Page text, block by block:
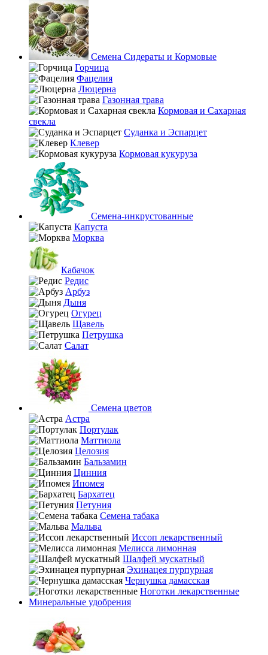
Семена Сидераты и Кормовые
Горчица
Фацелия
Люцерна
Газонная трава
Кормовая и Сахарная
свекла
Суданка и Эспарцет
Клевер
Кормовая кукуруза
Семена-инкрустованные
Капуста
Морква
Кабачок
Редис
Арбуз
Дыня
Огурец
Щавель
Петрушка
Салат
Семена цветов
Астра
Портулак
Маттиола
Целозия
Бальзамин
Цинния
Ипомея
Бархатец
Петуния
Семена табака
Мальва
Иссоп лекарственный
Мелисса лимонная
Шалфей мускатный
Эхинацея пурпурная
Чернушка дамасская
Ноготки лекарственные
Минеральные удобрения